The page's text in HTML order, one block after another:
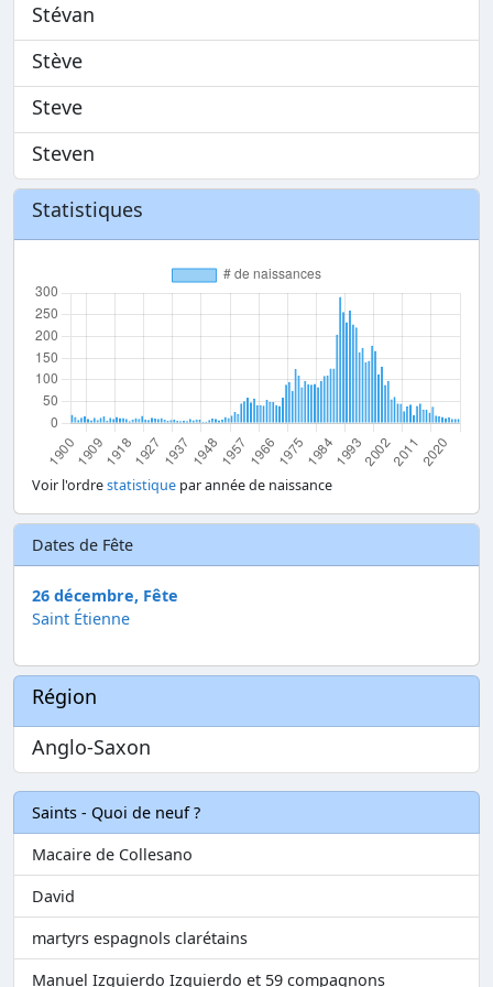
Stévan
Stève
Steve
Steven
Statistiques
Voir l'ordrestatistique par année de naissance
Dates de Fête
26 décembre, Fête
Saint Étienne
Région
Anglo-Saxon
Saints - Quoi de neuf ?
Macaire de Collesano
David
martyrs espagnols clarétains
Manuel Izquierdo Izquierdo et 59 compagnons